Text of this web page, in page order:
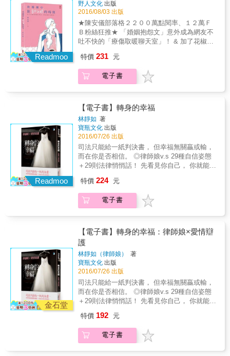
把單身當成一種目的，因為他們認為這種生活
方式較合適，而選擇終生單身，自由自在，不
受牽絆，可以專注於自己喜歡的事。至於二度
單身者，他/她也可以選擇再婚或單身，的確有
不少人選擇終身單身，也是基於相同理由。從
前社會上有「不孝有三，無後為大」的傳統觀
擇單身的人越來越多，單身者的生活亦值得重
視。而單身者要如何活得快樂，有下列幾點可
供參考：一、建立自信心1.不斷進修，充實內
涵，活到老學到老。2.藉由服裝造型的設計可
使自己更獨特及美麗或帥氣。3.參加專業性或
生活化之營隊或團體，使自己視野更寬廣，如
企管營、生活營、國標舞班、單車隊等。二、
自給自足、回饋社會1.單身者應具備一己之
長，來保護自己、養活自己，使自己能在社會
中生存下來。若連經濟都有問題，則快樂將何
處可尋？2.在自認為有能力之後，不妨關心他
人，回饋社會，因為施比受更有福。三、安排
生活1.結交好友，朋友間可以相互鼓勵，關心
與支持。2.積極拓展人際關係，只有良好的人
際關係才能使生活更多采多姿，遇人常面帶微
標，而最基本的則是健康，俗諺：「人生最大
的財富是健康」，若沒有健康，就算是生活得
多幸福快樂，也會煙消雲散，因此規律運動可
以是每天生活的一部分。至於感情則是可遇不
可求，可以獨善其身，也可追求親密關係，因
為人有親密需求，必須適時把握住機會發展親
密關係。人有權利追求自己想要的，也有權利
拒絕自己所不願的。四、充實性愛感情、婚姻
知識有些人會覺得婚姻與我無關，對男女關係
避之不談，這是錯誤的觀念，每個人都有慾
性無愛」，而是有主宰親密生活的權利，唯有
去了解性愛感情，才會使身心更成熟，也更能
理解及處理男女之間的關係。也許你自己是單
Readmoo
野人文化 出版
2016/08/03 出版
★陳安儀部落格２２００萬點閱率、１２萬Ｆ
Ｂ粉絲狂推★ 「婚姻抱怨文」意外成為網友不
吐不快的「療傷取暖聊天室」！ & 加了花椒、
遇都敢講，從婆媳到小孩都要顧，從做家事到
玩手機都能吵........ 人妻讀過必點頭如搗蒜、三
條線兼翻白眼&rarr;然後托下巴深思&rarr;最後
婚；有甜蜜思念、也有苦澀委屈&hellip;&hellip;
犀利人妻陳安儀要告訴妳： 「對與錯」不是唯
一標準，對男人、對婚姻，都是！ 那些翻個白
眼、笑著就過了的，都是小事； 過不去的，
「翻臉」也要認真計較！ & 【夫妻大戰，誰堅
持誰勝利！】 ●外遇？緋聞？都只是老公的小
羅曼史！ [真心話] 發生外遇時，請牢記：不必
為了第三者傷心，與其追問「你和她上床了
沒？」 其實「老公追求的是什麼？」「兩人還
個月沒愛愛，絕對有問題！別傻等另一半「沒
工作壓力」、「不累」、願意碰妳了！ [真心
話] 女人的悲哀，是不敢正視自己的慾望，甚至
誤以為有慾望是罪惡的。 事實上，女人也有生
理週期、慾望週期，以及壓力週期。 & ●別用
「拒絕上床」告訴對方「我還在生氣」，當做
給男人的懲罰！ [真心話] 對付老公，不能只用
同一種招數。 對男人來說：「肉體親密」是一
種確認，他要的是妳「愛」的確認。 & ●老公
口頭禪：「你以為我喜歡這樣嗎？還不是為了
妳、為了孩子、為了這個家！」 老婆委曲求
全，心想：「我就再忍忍，等孩子大了、錢存
錯特錯！不回家的老公，成就的通常都是他自
己； 而默默忍耐的老婆，通常也等不回一個永
遠不回家的男人。 &hellip;&hellip; & 【婆媳相
特價 231 元
電子書
Readmoo
【電子書】轉身的幸福
林靜如 著
寶瓶文化 出版
2016/07/26 出版
司法只能給一紙判決書， 但幸福無關贏或輸，
而在你是否相信。 ◎律師娘v.s 29種自信姿態
＋29則法律悄悄話！ 先看見你自己， 你就能看
生命最珍貴的禮物。 遇過太多女性因為對法律
懵懂，而被珍視的愛打趴在地，「律師娘」林
靜如好不捨，她想讓大家知道，永遠要相信自
的迷茫與抉擇。 ．她未成年懷孕，男友卻始亂
終棄&hellip;&hellip;她該怎麼做，才能讓自己再
度得到幸福？ ．青春正盛的她選擇「量販」自
己的愛情，卻被包養的男人劈腿，可以告他詐
欺嗎？ ．男人毫不留情地對她拳打腳踢，她仍
猶豫再三：「我應該提告嗎？但這樣一來他就
有前科了&hellip;&hellip;」 ．結婚20年了，丈
夫突然訴請兩人的「婚姻無效」！難道這20年
全是她一廂情願？ 失戀、婆媳、外遇、家暴、
監護權、爭產&hellip;&hellip;我們從眼前的愛恨
滴淚水都是學習，每一回心痛都是重生的力
量。 在法律與情感的交會路口，律師娘強悍又
柔軟地給予犀利剖析，告訴我們，繼續相信，
特價 224 元
電子書
金石堂
【電子書】轉身的幸福：律師娘×愛情辯
護
林靜如（律師娘）
著
寶瓶文化 出版
2016/07/26 出版
司法只能給一紙判決書， 但幸福無關贏或輸，
而在你是否相信。 ◎律師娘v.s 29種自信姿態
＋29則法律悄悄話！ 先看見你自己， 你就能看
生命最珍貴的禮物。 遇過太多女性因為對法律
懵懂，而被珍視的愛打趴在地，「律師娘」林
靜如好不捨，她想讓大家知道，永遠要相信自
特價 192 元
電子書